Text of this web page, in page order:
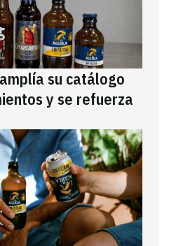
su catálogo
y se refuerza